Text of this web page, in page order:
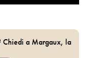
Chiedi a Margaux, la